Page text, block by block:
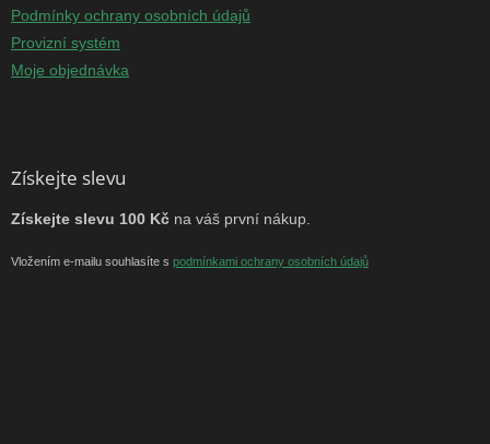
Podmínky ochrany osobních údajů
Provizní systém
Moje objednávka
Získejte slevu
Získejte slevu 100 Kč na váš první nákup.
Vložením e-mailu souhlasíte s podmínkami ochrany osobních údajů